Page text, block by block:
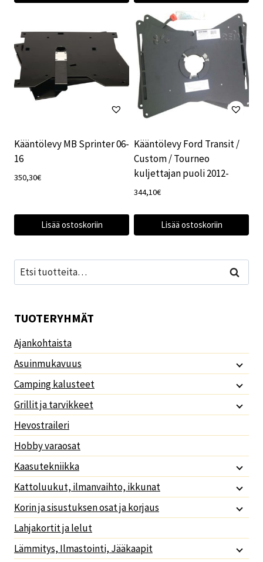
Kääntölevy MB Sprinter 06-
16
350,30€
Lisää ostoskoriin
Kääntölevy Ford Transit /
Custom / Tourneo
kuljettajan puoli 2012-
344,10€
Lisää ostoskoriin
Etsi: Haku
TUOTERYHMÄT
Ajankohtaista
Asuinmukavuus
Camping kalusteet
Grillit ja tarvikkeet
Hevostraileri
Hobby varaosat
Kaasutekniikka
Kattoluukut, ilmanvaihto, ikkunat
Korin ja sisustuksen osat ja korjaus
Lahjakortit ja lelut
Lämmitys, Ilmastointi, Jääkaapit